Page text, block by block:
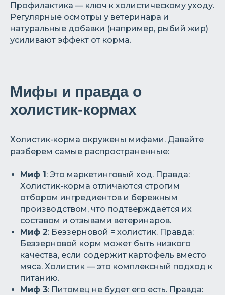
Профилактика — ключ к холистическому уходу.
Регулярные осмотры у ветеринара и
натуральные добавки (например, рыбий жир)
усиливают эффект от корма.
Мифы и правда о
холистик-кормах
Холистик-корма окружены мифами. Давайте
разберем самые распространенные:
Миф 1: Это маркетинговый ход. Правда:
Холистик-корма отличаются строгим
отбором ингредиентов и бережным
производством, что подтверждается их
составом и отзывами ветеринаров.
Миф 2: Беззерновой = холистик. Правда:
Беззерновой корм может быть низкого
качества, если содержит картофель вместо
мяса. Холистик — это комплексный подход к
питанию.
Миф 3: Питомец не будет его есть. Правда: